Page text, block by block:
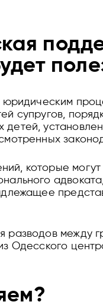
супругов,
которые
разводов между
Одесского